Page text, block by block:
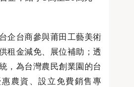
企台商參與莆田工藝美術
租金減免、展位補助；透
，為台灣農民創業園的台
農資、設立免費銷售專